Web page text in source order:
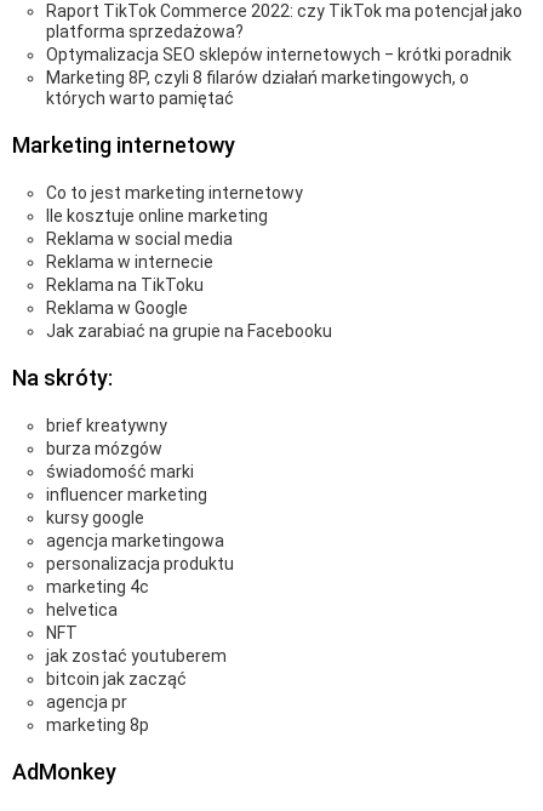
Raport TikTok Commerce 2022: czy TikTok ma potencjał jako
platforma sprzedażowa?
Optymalizacja SEO sklepów internetowych ‒ krótki poradnik
Marketing 8P, czyli 8 filarów działań marketingowych, o
których warto pamiętać
Marketing internetowy
Co to jest marketing internetowy
Ile kosztuje online marketing
Reklama w social media
Reklama w internecie
Reklama na TikToku
Reklama w Google
Jak zarabiać na grupie na Facebooku
Na skróty:
brief kreatywny
burza mózgów
świadomość marki
influencer marketing
kursy google
agencja marketingowa
personalizacja produktu
marketing 4c
helvetica
NFT
jak zostać youtuberem
bitcoin jak zacząć
agencja pr
marketing 8p
AdMonkey